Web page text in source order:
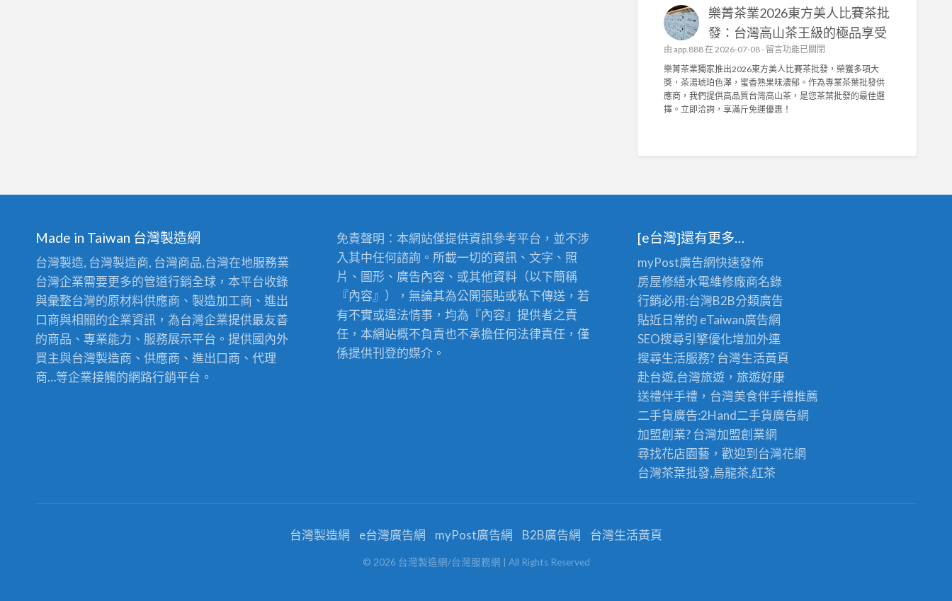
舒
適
耐
用
輕
鬆
拆
洗
中
抗
機
能
布
與
高
密
度
，
耐
中
獲
2
0
2
6
台
灣
陳
競
批
發
供
應
商
，
頂
級
老
茶
批
發
首
選
〉
樂菁茶業2026東方美人比賽茶批
發：台灣高山茶王級的極品享受
由 app.888在 2026-07-08 - 在
〈
樂
菁
茶
業
2
方
批
發
：
台
灣
高
山
茶
王
級
的
品
享
受
〉
留言功能已關閉
樂菁茶業獨家推出2026東方美人比賽茶批發，榮獲多項大
獎，茶湯琥珀色澤，蜜香熟果味濃郁。作為專業茶葉批發供
應商，我們提供高品質台灣高山茶，是您茶葉批發的最佳選
擇。立即洽詢，享滿斤免運優惠！
Made in Taiwan 台灣製造網
台灣製造, 台灣製造商, 台灣商品,台灣在地服務業
台灣企業需要更多的管道行銷全球，本平台收錄
與彙整台灣的原材料供應商、製造加工商、進出
口商與相關的企業資訊，為台灣企業提供最友善
的商品、專業能力、服務展示平台。提供國內外
買主與台灣製造商、供應商、進出口商、代理
商…等企業接觸的網路行銷平台。
免責聲明：本網站僅提供資訊參考平台，並不涉
入其中任何諮詢。所載一切的資訊、文字、照
片、圖形、廣告內容、或其他資料（以下簡稱
『內容』），無論其為公開張貼或私下傳送，若
有不實或違法情事，均為『內容』提供者之責
任，本網站概不負責也不承擔任何法律責任，僅
係提供刊登的媒介。
[e台灣]還有更多…
myPost廣告網快速發佈
房屋修繕水電維修廠商名錄
行銷必用:台灣B2B分類廣告
貼近日常的 eTaiwan廣告網
SEO搜尋引擎優化增加外連
搜尋生活服務? 台灣生活黃頁
赴台遊,台灣旅遊 ，旅遊好康
送禮伴手禮，台灣美食伴手禮推薦
二手貨廣告:2Hand二手貨廣告網
加盟創業? 台灣加盟創業網
尋找花店園藝，歡迎到 台灣花網
台灣茶葉批發,烏龍茶,紅茶
台灣製造網 e台灣廣告網 myPost廣告網 B2B廣告網 台灣生活黃頁
© 2026 台灣製造網/台灣服務網 | All Rights Reserved